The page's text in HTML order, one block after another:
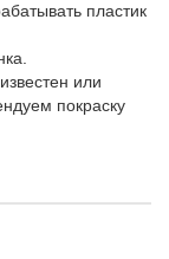
пластик
или
покраску